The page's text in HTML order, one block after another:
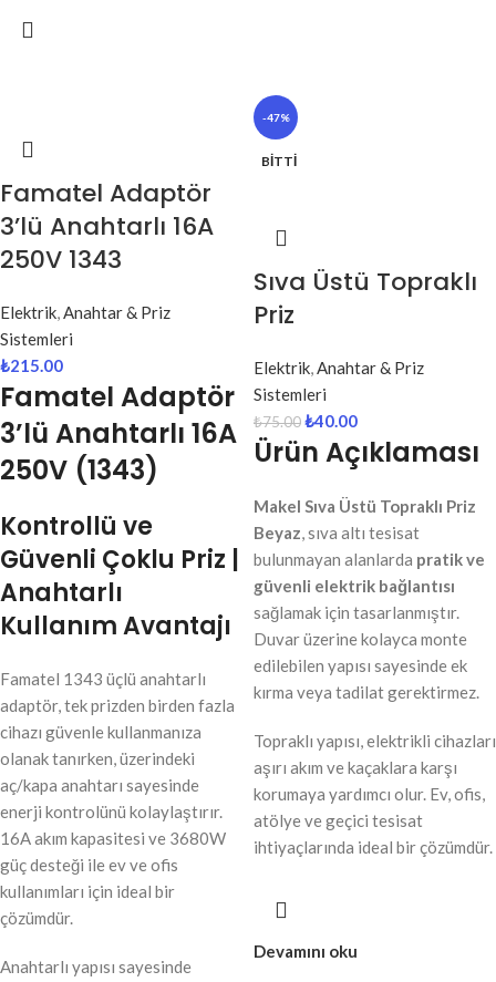
Famatel Adaptör
3’lü Anahtarlı 16A
250V 1343
Elektrik,Anahtar & Priz
Sistemleri
₺215.00
Famatel Adaptör
3’lü Anahtarlı 16A
250V (1343)
Kontrollü ve
Güvenli Çoklu Priz |
Anahtarlı
Kullanım Avantajı
Famatel 1343 üçlü anahtarlı
adaptör, tek prizden birden fazla
cihazı güvenle kullanmanıza
olanak tanırken, üzerindeki
aç/kapa anahtarı sayesinde
enerji kontrolünü kolaylaştırır.
16A akım kapasitesi ve 3680W
güç desteği ile ev ve ofis
kullanımları için ideal bir
çözümdür.
Anahtarlı yapısı sayesinde
-47%
BITTI
Sıva Üstü Topraklı
Priz
Elektrik,Anahtar & Priz
Sistemleri
₺75.00₺40.00
Ürün Açıklaması
Makel Sıva Üstü Topraklı Priz
Beyaz, sıva altı tesisat
bulunmayan alanlarda pratik ve
güvenli elektrik bağlantısı
sağlamak için tasarlanmıştır.
Duvar üzerine kolayca monte
edilebilen yapısı sayesinde ek
kırma veya tadilat gerektirmez.
Topraklı yapısı, elektrikli cihazları
aşırı akım ve kaçaklara karşı
korumaya yardımcı olur. Ev, ofis,
atölye ve geçici tesisat
ihtiyaçlarında ideal bir çözümdür.
Devamını oku